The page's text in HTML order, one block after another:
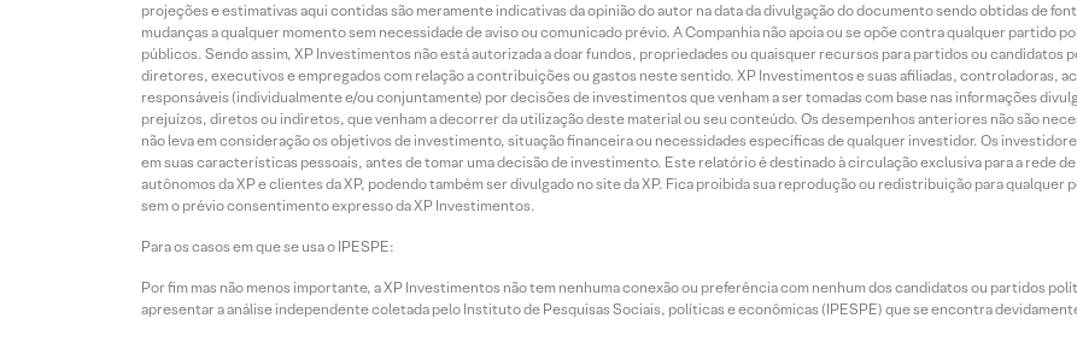
projeções e estimativas aqui contidas são meramente indicativas da opinião do autor na data da divulgação do documento sendo obtidas de
mudanças a qualquer momento sem necessidade de aviso ou comunicado prévio. A Companhia não apoia ou se opõe contra qualquer partido
públicos. Sendo assim, XP Investimentos não está autorizada a doar fundos, propriedades ou quaisquer recursos para partidos ou candidatos
diretores, executivos e empregados com relação a contribuições ou gastos neste sentido. XP Investimentos e suas afiliadas, controladoras,
responsáveis (individualmente e/ou conjuntamente) por decisões de investimentos que venham a ser tomadas com base nas informações
prejuízos, diretos ou indiretos, que venham a decorrer da utilização deste material ou seu conteúdo. Os desempenhos anteriores não são
não leva em consideração os objetivos de investimento, situação financeira ou necessidades específicas de qualquer investidor. Os
em suas características pessoais, antes de tomar uma decisão de investimento. Este relatório é destinado à circulação exclusiva para a rede
autônomos da XP e clientes da XP, podendo também ser divulgado no site da XP. Fica proibida sua reprodução ou redistribuição para qualquer
sem o prévio consentimento expresso da XP Investimentos.
Para os casos em que se usa o IPESPE:
Por fim mas não menos importante, a XP Investimentos não tem nenhuma conexão ou preferência com nenhum dos candidatos ou partidos
apresentar a análise independente coletada pelo Instituto de Pesquisas Sociais, políticas e econômicas (IPESPE) que se encontra